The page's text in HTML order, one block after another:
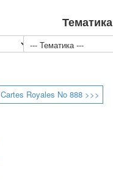
Тематика
Cartes Royales No 888 >>>